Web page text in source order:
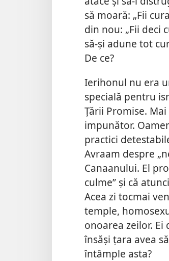
să moară: „Fii
din nou: „Fii deci
să-și adune tot
De ce?
Ierihonul nu era
specială pentru
Țării Promise.
impunător.
practici
Avraam despre
Canaanului. El
culme” și că
Acea zi tocmai
temple,
onoarea zeilor.
însăși țara avea
întâmple asta?